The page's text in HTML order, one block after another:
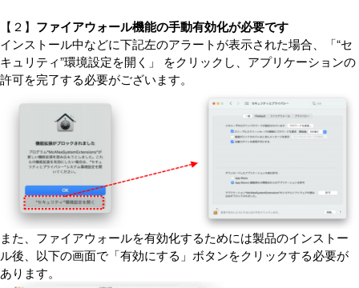
【２】 ファイアウォール機能の手動有効化が必要です
インストール中などに下記左のアラートが表示された場合、「“セ
キュリティ”環境設定を開く」 をクリックし、アプリケーションの
許可を完了する必要がございます。
また、ファイアウォールを有効化するためには製品のインストー
ル後、以下の画面で「有効にする」ボタンをクリックする必要が
あります。